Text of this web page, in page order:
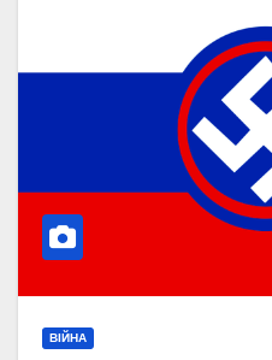
ВІЙНА